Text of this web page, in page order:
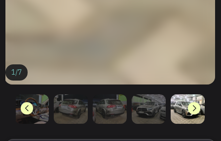
1/7